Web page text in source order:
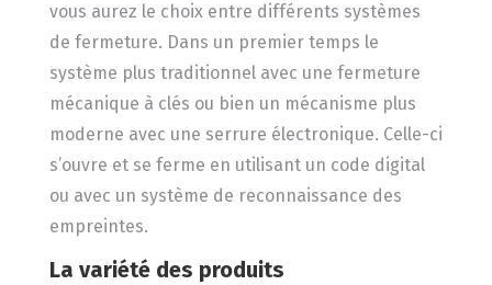
vous aurez le choix entre différents systèmes
de fermeture. Dans un premier temps le
système plus traditionnel avec une fermeture
mécanique à clés ou bien un mécanisme plus
moderne avec une serrure électronique. Celle-ci
s’ouvre et se ferme en utilisant un code digital
ou avec un système de reconnaissance des
empreintes.
La variété des produits